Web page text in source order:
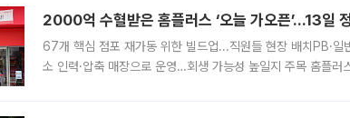
2000억 수혈받은 홈플러스 ‘오늘 가오픈’...13일
67개 핵심 점포 재가동 위한 빌드업...직원들 현장 배치PB·일
소 인력·압축 매장으로 운영…회생 가능성 높일지 주목 홈플